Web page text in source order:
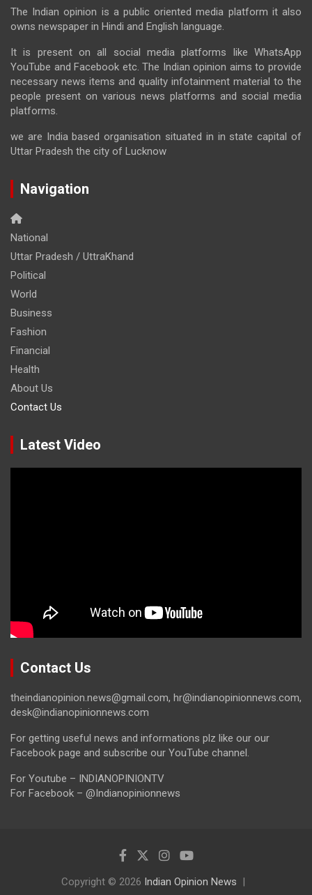
The Indian opinion is a public oriented media platform it also
owns newspaper in Hindi and English language.
It is present on all social media platforms like WhatsApp
YouTube and Facebook etc. The Indian opinion aims to provide
necessary news items and quality infotainment material to the
people present on various news platforms and social media
platforms.
we are India based organisation situated in in state capital of
Uttar Pradesh the city of Lucknow
Navigation
National
Uttar Pradesh / UttraKhand
Political
World
Business
Fashion
Financial
Health
About Us
Contact Us
Latest Video
Contact Us
theindianopinion.news@gmail.com, hr@indianopinionnews.com,
desk@indianopinionnews.com
For getting useful news and informations plz like our our
Facebook page and subscribe our YouTube channel.
For Youtube – INDIANOPINIONTV
For Facebook – @Indianopinionnews
Copyright © 2026 Indian Opinion News